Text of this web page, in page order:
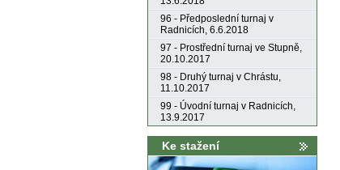
96 - Předposlední turnaj v
Radnicích, 6.6.2018
97 - Prostřední turnaj ve Stupně,
20.10.2017
98 - Druhý turnaj v Chrástu,
11.10.2017
99 - Úvodní turnaj v Radnicích,
13.9.2017
Ke stažení